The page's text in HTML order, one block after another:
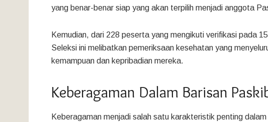
yang benar-benar siap yang akan terpilih menjadi anggota
Kemudian, dari 228 peserta yang mengikuti verifikasi pada
Seleksi ini melibatkan pemeriksaan kesehatan yang
kemampuan dan kepribadian mereka.
Keberagaman Dalam Barisan
Keberagaman menjadi salah satu karakteristik penting